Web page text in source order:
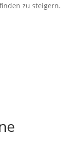
zu steigern.